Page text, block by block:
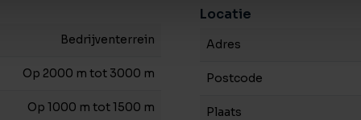
Bedrijventerrein
Op 2000 m tot 3000 m
Op 1000 m tot 1500 m
Locatie
Adres
Postcode
Plaats